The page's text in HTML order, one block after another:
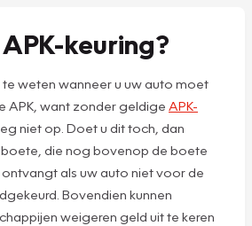
keuring?
te weten wanneer u uw auto moet
APK, want zonder geldige APK-
niet op. Doet u dit toch, dan
die nog bovenop de boete
als uw auto niet voor de
Bovendien kunnen
weigeren geld uit te keren